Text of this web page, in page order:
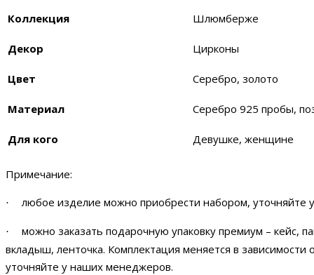
Коллекция Шлюмберже
Декор Цирконы
Цвет Серебро, золото
Материал Серебро 925 пробы,
Для кого Девушке, женщине
Примечание:
· любое изделие можно приобрести набором, уточняйте
·
можно заказать подарочную упаковку премиум – кейс,
вкладыш, ленточка. Комплектация меняется в зависимости
уточняйте у наших менеджеров.